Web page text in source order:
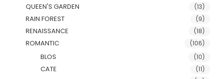
QUEEN'S GARDEN (13)
RAIN FOREST (9)
RENAISSANCE (18)
ROMANTIC (106)
BLOS (10)
CATE (11)